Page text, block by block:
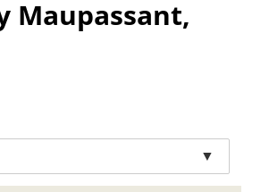
Maupassant,
▼